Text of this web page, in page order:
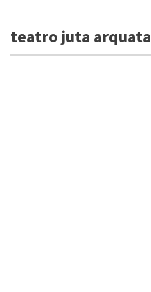
teatro juta arquata